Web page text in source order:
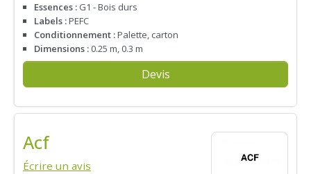
Essences : G1 - Bois durs
Labels :PEFC
Conditionnement :Palette, carton
Dimensions : 0.25 m, 0.3 m
Devis
Acf
Écrire un avis